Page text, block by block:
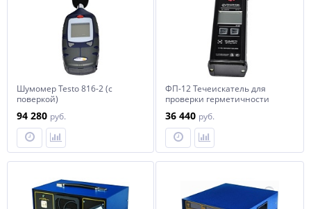
Шумомер Testo 816-2 (с
поверкой)
94 280 руб.
ФП-12 Течеискатель для
проверки герметичности
транспортных средств
36 440 руб.